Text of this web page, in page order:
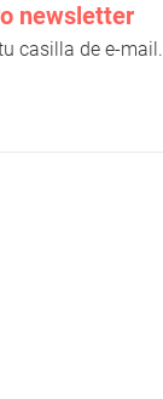
newsletter
casilla de e-mail.